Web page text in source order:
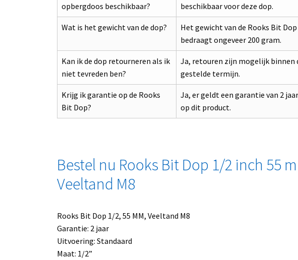
opbergdoos beschikbaar?
beschikbaar voor deze dop.
Wat is het gewicht van de dop?
Het gewicht van de Rooks Bit Dop
bedraagt ongeveer 200 gram.
Kan ik de dop retourneren als ik
niet tevreden ben?
Ja, retouren zijn mogelijk binnen
gestelde termijn.
Krijg ik garantie op de Rooks
Bit Dop?
Ja, er geldt een garantie van 2 jaar
op dit product.
Bestel nu Rooks Bit Dop 1/2 inch 55
Veeltand M8
Rooks Bit Dop 1/2, 55 MM, Veeltand M8
Garantie: 2 jaar
Uitvoering: Standaard
Maat: 1/2”